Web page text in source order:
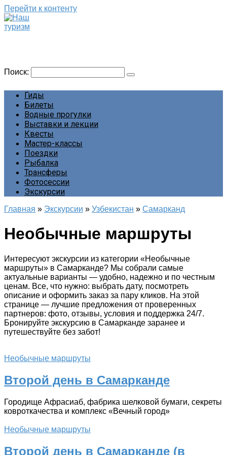
Перейти к контенту
Поиск:
Гиды
Билеты
Водные прогулки
Выставки и лекции
Квесты
Мастер-классы
Поездки
Рыбалка
Трансферы
Фотосессии
Экскурсии
Главная » Экскурсии » Узбекистан » Самарканд
Необычные маршруты
Интересуют экскурсии из категории «Необычные
маршруты» в Самарканде? Мы собрали самые
актуальные варианты — удобно, надежно и по честным
ценам. Все, что нужно: выбрать дату, посмотреть
описание и оформить заказ за пару кликов. На этой
странице — лучшие предложения от проверенных
партнеров: фото, отзывы, условия и поддержка 24/7.
Бронируйте экскурсию в Самарканде заранее и
путешествуйте без забот!
Необычные маршруты
Второй день в Самарканде
Городище Афрасиаб, фабрика шелковой бумаги, секреты
ковроткачества и комплекс «Вечный город»
Необычные маршруты
Второй день в Самарканде (в